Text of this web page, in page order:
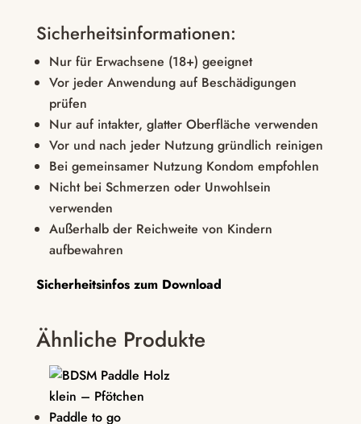
Sicherheitsinformationen:
Nur für Erwachsene (18+) geeignet
Vor jeder Anwendung auf Beschädigungen
prüfen
Nur auf intakter, glatter Oberfläche verwenden
Vor und nach jeder Nutzung gründlich reinigen
Bei gemeinsamer Nutzung Kondom empfohlen
Nicht bei Schmerzen oder Unwohlsein
verwenden
Außerhalb der Reichweite von Kindern
aufbewahren
Sicherheitsinfos zum Download
Ähnliche Produkte